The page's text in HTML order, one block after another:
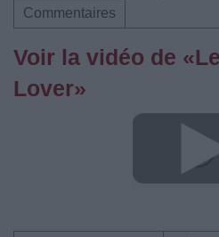
Commentaires
Voir la vidéo de
Lover»